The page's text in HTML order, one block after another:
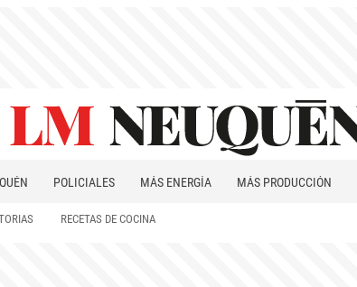
POLICIALES MÁS ENERGÍA MÁS PRODUCCIÓN
RECETAS DE COCINA